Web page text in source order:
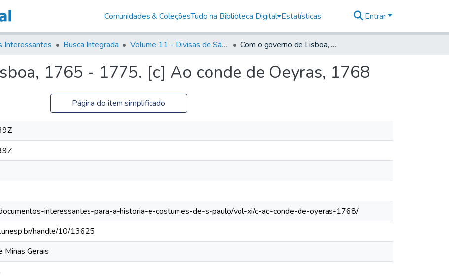
Comunidades & ColeçõesTudo na Biblioteca Digital Estatísticas Entrar
Interessantes Busca Integrada Volume 11 - Divisas de São Paulo e Minas Gerais Com o governo de Lisboa, 1765 - 1775. [c] Ao conde de Oeyras, 1768
1765 - 1775. [c] Ao conde de Oeyras, 1768
Página do item simplificado
interessantes-para-a-historia-e-costumes-de-s-paulo/vol-xi/c-ao-conde-de-oyeras-1768/
handle/10/13625
Minas Gerais